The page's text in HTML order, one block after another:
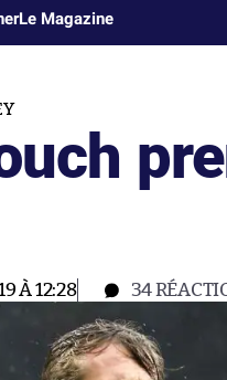
Le Magazine
À 12:28 34